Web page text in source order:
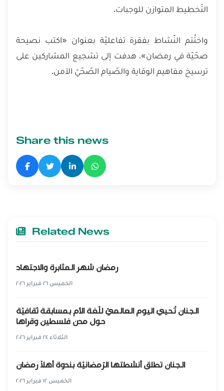
التّخطيط المتوازن للوجبات.
واختُتم النّشاط بفقرة تفاعليّة بعنوان «اكتب نصيحة
صحّيّة في رمضان»، هدفت إلى تشجيع المشاركين على
ترسيخ مفاهيم الوقاية والصّيام الصّحّيّ الآمن.
Share this news
Related News
رمضان شهر المثابرة والاجتهاد
الخميس ٢٦ فبراير ٢٠٢٦
الجنان تُحيي اليوم العالميّ للّغة الأم بمسابقة ثقافيّة
حول مدن فلسطين وقراها
الثلاثاء ٢٤ فبراير ٢٠٢٦
الجنان تطلق أنشطتها الرّمضانيّة بندوة أهلًا رمضان
الخميس ١٢ فبراير ٢٠٢٦